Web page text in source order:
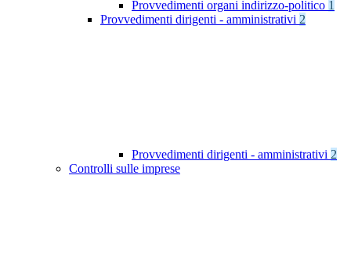
Provvedimenti organi indirizzo-politico 1
Provvedimenti dirigenti - amministrativi 2
Provvedimenti dirigenti - amministrativi 2
Controlli sulle imprese